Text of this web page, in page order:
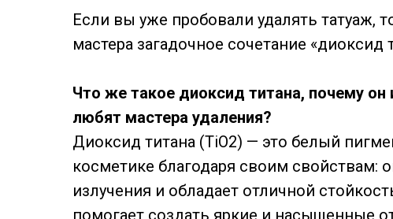
Если вы уже пробовали удалять татуаж,
мастера загадочное сочетание «диоксид
Что же такое диоксид титана, почему он
любят мастера удаления?
Диоксид титана (TiO2) — это белый
косметике благодаря своим свойствам:
излучения и обладает отличной
помогает создать яркие и насыщенные